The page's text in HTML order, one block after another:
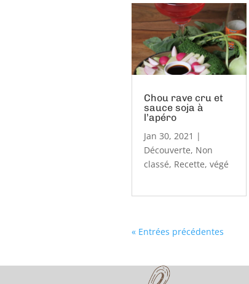
Chou rave cru et
sauce soja à
l’apéro
Jan 30, 2021 |
Découverte, Non
classé, Recette, végé
« Entrées précédentes